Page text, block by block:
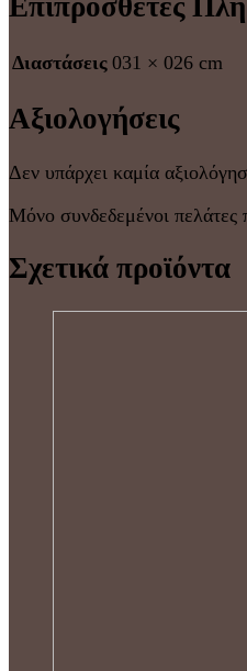
Διαστάσεις 031 × 026 cm
Αξιολογήσεις
Δεν υπάρχει καμία
Μόνο συνδεδεμένοι πελάτες
Σχετικά προϊόντα